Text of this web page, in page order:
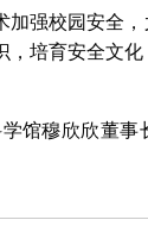
强校园安全，
培育安全文
馆穆欣欣董事